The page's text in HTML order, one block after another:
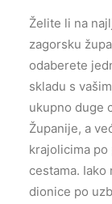
Želite li na
zagorsku
odaberete
skladu s
ukupno duge
Županije, a
krajolicima
cestama.
dionice po